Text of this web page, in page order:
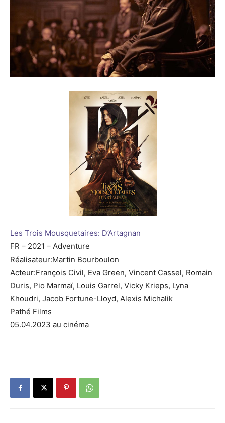
Les Trois Mousquetaires: D’Artagnan
FR – 2021 – Adventure
Réalisateur:Martin Bourboulon
Acteur:François Civil, Eva Green, Vincent Cassel, Romain
Duris, Pio Marmaï, Louis Garrel, Vicky Krieps, Lyna
Khoudri, Jacob Fortune-Lloyd, Alexis Michalik
Pathé Films
05.04.2023 au cinéma